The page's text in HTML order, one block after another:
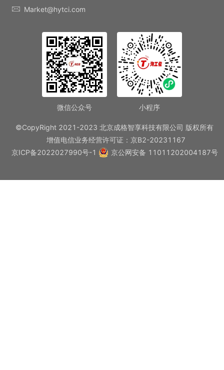
Market@hytci.com
微信公众号 小程序
©CopyRight 2021-2023 北京成格智享科技有限公司 版权所有
增值电信业务经营许可证：京B2-20231167
京ICP备2022027990号-1
京公网安备 11011202004187号